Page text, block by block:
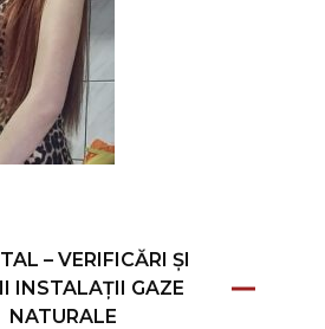
– VERIFICĂRI ȘI
INSTALAȚII GAZE
NATURALE